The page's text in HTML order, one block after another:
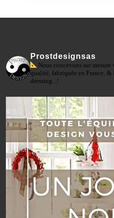
Prostdesignsas
Nous concevons sur
qualité, fabriquée en France. &
dressing...!